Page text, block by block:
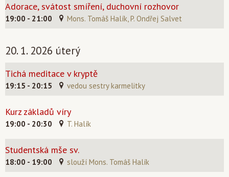
Adorace, svátost smíření, duchovní rozhovor
19:00 - 21:00 Mons. Tomáš Halík, P. Ondřej Salvet
20. 1. 2026 úterý
Tichá meditace v kryptě
19:15 - 20:15 vedou sestry karmelitky
Kurz základů víry
19:00 - 20:30 T. Halík
Studentská mše sv.
18:00 - 19:00 slouží Mons. Tomáš Halík